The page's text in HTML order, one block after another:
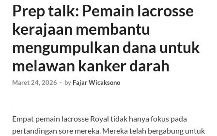
Prep talk: Pemain lacrosse
kerajaan membantu
mengumpulkan dana untuk
melawan kanker darah
Maret 24, 2026 - by Fajar Wicaksono
Empat pemain lacrosse Royal tidak hanya fokus pada
pertandingan sore mereka. Mereka telah bergabung untuk